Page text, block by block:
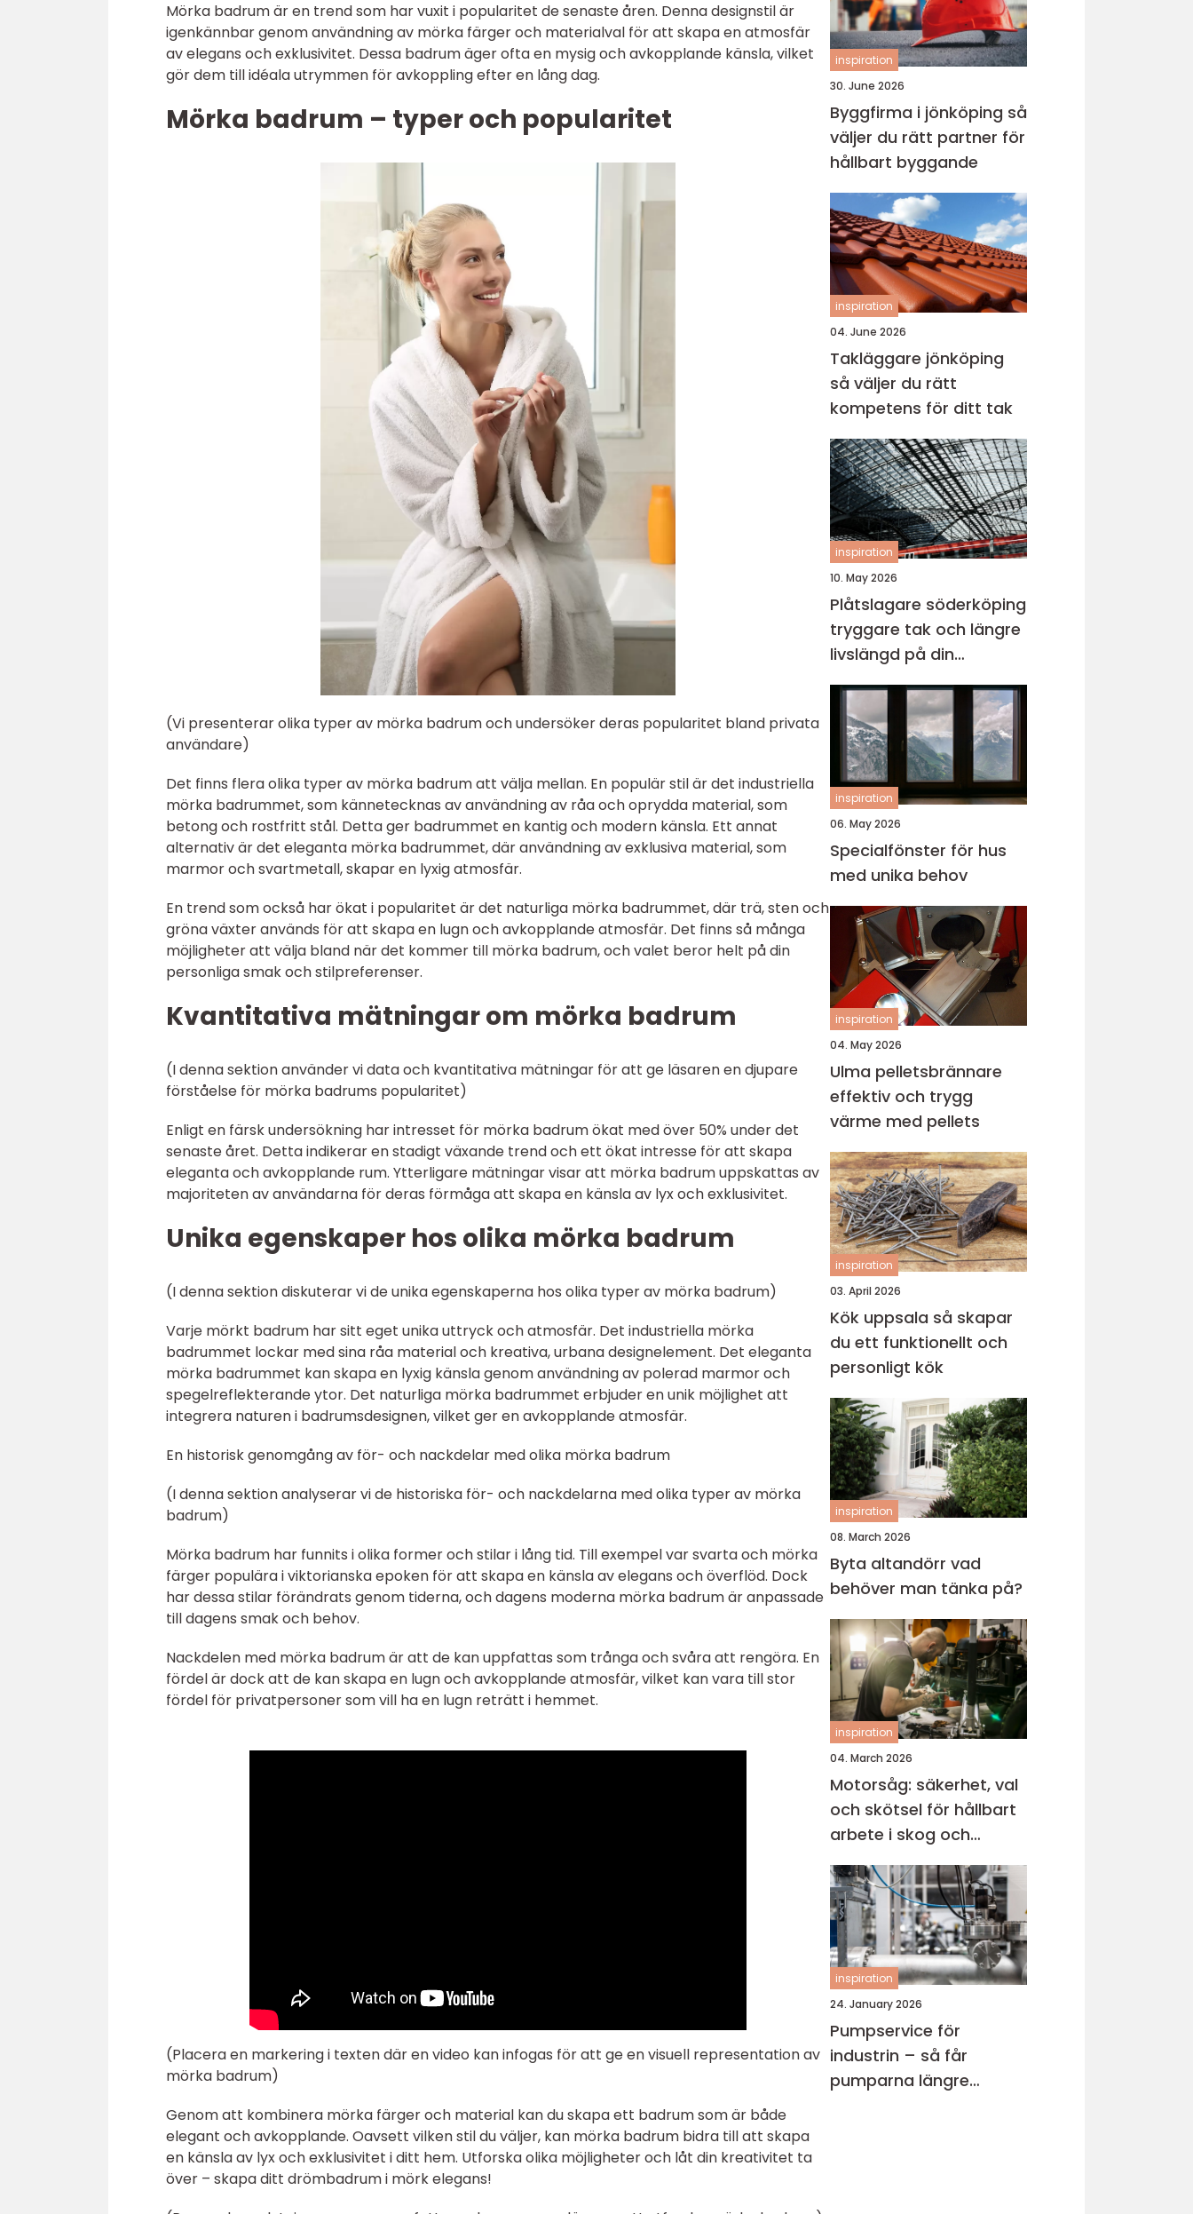
Mörka badrum är en trend som har vuxit i popularitet de senaste åren. Denna designstil är
igenkännbar genom användning av mörka färger och materialval för att skapa en atmosfär
av elegans och exklusivitet. Dessa badrum äger ofta en mysig och avkopplande känsla, vilket
gör dem till idéala utrymmen för avkoppling efter en lång dag.
Mörka badrum – typer och popularitet
(Vi presenterar olika typer av mörka badrum och undersöker deras popularitet bland privata
användare)
Det finns flera olika typer av mörka badrum att välja mellan. En populär stil är det industriella
mörka badrummet, som kännetecknas av användning av råa och oprydda material, som
betong och rostfritt stål. Detta ger badrummet en kantig och modern känsla. Ett annat
alternativ är det eleganta mörka badrummet, där användning av exklusiva material, som
marmor och svartmetall, skapar en lyxig atmosfär.
En trend som också har ökat i popularitet är det naturliga mörka badrummet, där trä, sten och
gröna växter används för att skapa en lugn och avkopplande atmosfär. Det finns så många
möjligheter att välja bland när det kommer till mörka badrum, och valet beror helt på din
personliga smak och stilpreferenser.
Kvantitativa mätningar om mörka badrum
(I denna sektion använder vi data och kvantitativa mätningar för att ge läsaren en djupare
förståelse för mörka badrums popularitet)
Enligt en färsk undersökning har intresset för mörka badrum ökat med över 50% under det
senaste året. Detta indikerar en stadigt växande trend och ett ökat intresse för att skapa
eleganta och avkopplande rum. Ytterligare mätningar visar att mörka badrum uppskattas av
majoriteten av användarna för deras förmåga att skapa en känsla av lyx och exklusivitet.
Unika egenskaper hos olika mörka badrum
(I denna sektion diskuterar vi de unika egenskaperna hos olika typer av mörka badrum)
Varje mörkt badrum har sitt eget unika uttryck och atmosfär. Det industriella mörka
badrummet lockar med sina råa material och kreativa, urbana designelement. Det eleganta
mörka badrummet kan skapa en lyxig känsla genom användning av polerad marmor och
spegelreflekterande ytor. Det naturliga mörka badrummet erbjuder en unik möjlighet att
integrera naturen i badrumsdesignen, vilket ger en avkopplande atmosfär.
En historisk genomgång av för- och nackdelar med olika mörka badrum
(I denna sektion analyserar vi de historiska för- och nackdelarna med olika typer av mörka
badrum)
Mörka badrum har funnits i olika former och stilar i lång tid. Till exempel var svarta och mörka
färger populära i viktorianska epoken för att skapa en känsla av elegans och överflöd. Dock
har dessa stilar förändrats genom tiderna, och dagens moderna mörka badrum är anpassade
till dagens smak och behov.
Nackdelen med mörka badrum är att de kan uppfattas som trånga och svåra att rengöra. En
fördel är dock att de kan skapa en lugn och avkopplande atmosfär, vilket kan vara till stor
fördel för privatpersoner som vill ha en lugn reträtt i hemmet.
(Placera en markering i texten där en video kan infogas för att ge en visuell representation av
mörka badrum)
Genom att kombinera mörka färger och material kan du skapa ett badrum som är både
elegant och avkopplande. Oavsett vilken stil du väljer, kan mörka badrum bidra till att skapa
en känsla av lyx och exklusivitet i ditt hem. Utforska olika möjligheter och låt din kreativitet ta
över – skapa ditt drömbadrum i mörk elegans!
inspiration
30. June 2026
Byggfirma i jönköping så
väljer du rätt partner för
hållbart byggande
inspiration
04. June 2026
Takläggare jönköping
så väljer du rätt
kompetens för ditt tak
inspiration
10. May 2026
Plåtslagare söderköping
tryggare tak och längre
livslängd på din
fastighet
inspiration
06. May 2026
Specialfönster för hus
med unika behov
inspiration
04. May 2026
Ulma pelletsbrännare
effektiv och trygg
värme med pellets
inspiration
03. April 2026
Kök uppsala så skapar
du ett funktionellt och
personligt kök
inspiration
08. March 2026
Byta altandörr vad
behöver man tänka på?
inspiration
04. March 2026
Motorsåg: säkerhet, val
och skötsel för hållbart
arbete i skog och
trädgård
inspiration
24. January 2026
Pumpservice för
industrin – så får
pumparna längre